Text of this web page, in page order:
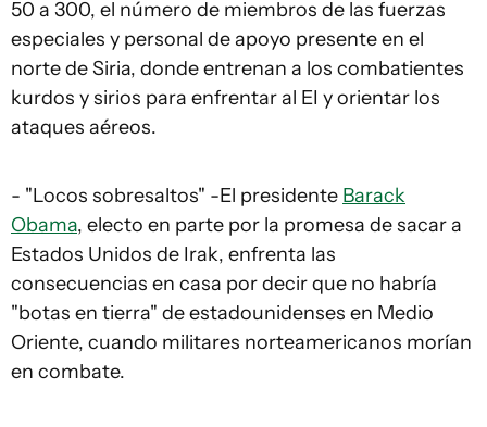
50 a 300, el número de miembros de las fuerzas
especiales y personal de apoyo presente en el
norte de Siria, donde entrenan a los combatientes
kurdos y sirios para enfrentar al EI y orientar los
ataques aéreos.
- "Locos sobresaltos" -El presidente Barack
Obama, electo en parte por la promesa de sacar a
Estados Unidos de Irak, enfrenta las
consecuencias en casa por decir que no habría
"botas en tierra" de estadounidenses en Medio
Oriente, cuando militares norteamericanos morían
en combate.